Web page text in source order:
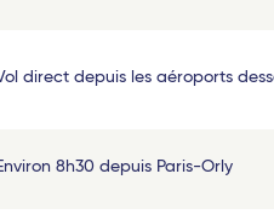
direct depuis les aéroports
8h30 depuis Paris-Orly